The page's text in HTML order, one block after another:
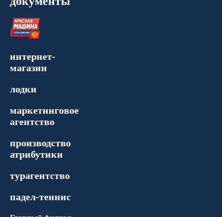
интернет-
магазин
лодки
маркетинговое
агентство
производство
атрибутики
турагентство
падел-теннис